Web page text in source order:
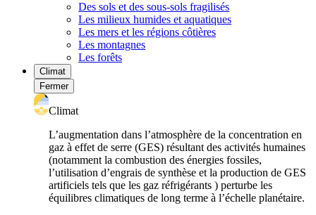
Des sols et des sous-sols fragilisés
Les milieux humides et aquatiques
Les mers et les régions côtières
Les montagnes
Les forêts
Climat
Fermer
Climat
L’augmentation dans l’atmosphère de la concentration en
gaz à effet de serre (GES) résultant des activités humaines
(notamment la combustion des énergies fossiles,
l’utilisation d’engrais de synthèse et la production de GES
artificiels tels que les gaz réfrigérants ) perturbe les
équilibres climatiques de long terme à l’échelle planétaire.